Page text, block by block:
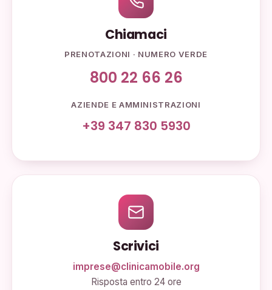
Chiamaci
PRENOTAZIONI · NUMERO VERDE
800 22 66 26
AZIENDE E AMMINISTRAZIONI
+39 347 830 5930
Scrivici
imprese@clinicamobile.org
Risposta entro 24 ore